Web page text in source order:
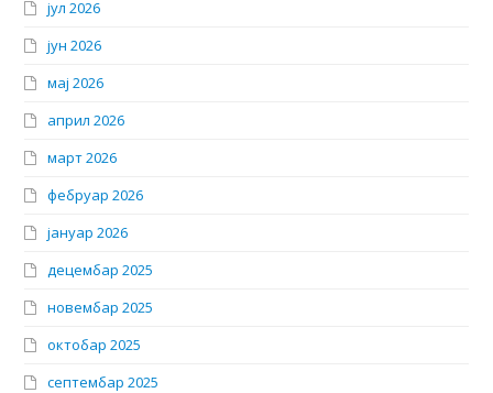
јул 2026
јун 2026
мај 2026
април 2026
март 2026
фебруар 2026
јануар 2026
децембар 2025
новембар 2025
октобар 2025
септембар 2025